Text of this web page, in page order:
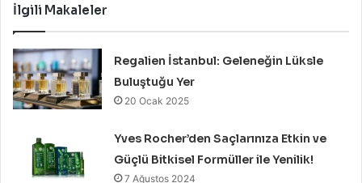
İlgili Makaleler
Regalien İstanbul: Geleneğin Lüksle
Buluştuğu Yer
20 Ocak 2025
Yves Rocher’den Saçlarınıza Etkin ve
Güçlü Bitkisel Formüller ile Yenilik!
7 Ağustos 2024